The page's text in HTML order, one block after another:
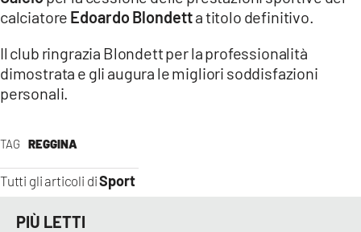
LACPLAY.IT
LACTV.IT
LACONAIR.IT
ILREGGINO.IT
COSENZACHANNEL.IT
ILVIBONESE.IT
TAG REGGINA
Tutti gli articoli diSport
calciatore Edoardo Blondetta titolo definitivo.
Il club ringrazia Blondett per la professionalità
dimostrata e gli augura le migliori soddisfazioni
personali.
PIÙ LETTI